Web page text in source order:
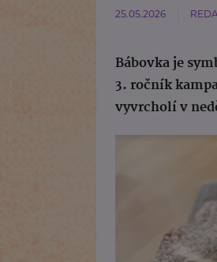
25.05.2026
Bábovka je
3. ročník
vyvrcholí v